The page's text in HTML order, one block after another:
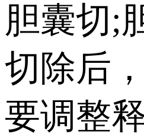
胆囊切;
切除后
要调整